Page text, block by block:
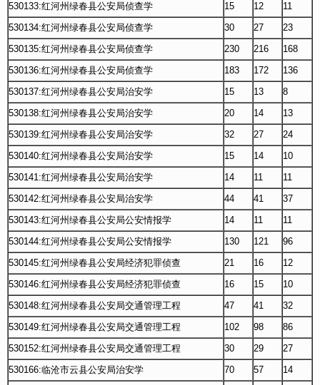
530133:红河州绿春县公安局侦查学
15 12
11
530134:红河州绿春县公安局侦查学
30 27
23
530135:红河州绿春县公安局侦查学
230 216
168
530136:红河州绿春县公安局侦查学
183 172
136
530137:红河州绿春县公安局治安学
15 13
8
530138:红河州绿春县公安局治安学
20 14
13
530139:红河州绿春县公安局治安学
32 27
24
530140:红河州绿春县公安局治安学
15 14
10
530141:红河州绿春县公安局治安学
14 11
11
530142:红河州绿春县公安局治安学
44 41
37
530143:红河州绿春县公安局公安情报学
14 11
11
530144:红河州绿春县公安局公安情报学
130 121
96
530145:红河州绿春县公安局经济犯罪侦查
21 16
12
530146:红河州绿春县公安局经济犯罪侦查
16 15
10
530148:红河州绿春县公安局交通管理工程
47 41
32
530149:红河州绿春县公安局交通管理工程
102 98
86
530152:红河州绿春县公安局交通管理工程
30 29
27
530166:临沧市云县公安局治安学
70 57
14